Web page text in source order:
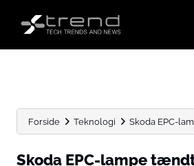
Forside Teknologi Skoda EPC-
Skoda EPC-lampe